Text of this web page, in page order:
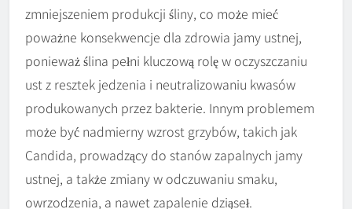
zmniejszeniem produkcji śliny, co może mieć
poważne konsekwencje dla zdrowia jamy ustnej,
ponieważ ślina pełni kluczową rolę w oczyszczaniu
ust z resztek jedzenia i neutralizowaniu kwasów
produkowanych przez bakterie. Innym problemem
może być nadmierny wzrost grzybów, takich jak
Candida, prowadzący do stanów zapalnych jamy
ustnej, a także zmiany w odczuwaniu smaku,
owrzodzenia, a nawet zapalenie dziąseł.